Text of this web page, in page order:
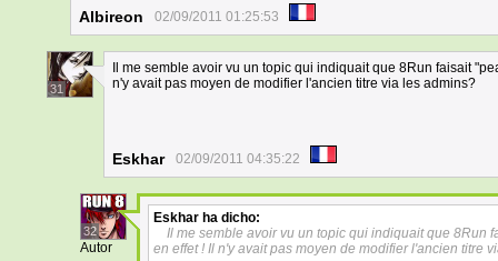
Albireon 02/09/2011 01:25:53
31
Il me semble avoir vu un topic qui indiquait que 8Run faisait
n'y avait pas moyen de modifier l'ancien titre via les admins?
Eskhar 02/09/2011 04:35:22
32
Autor
Eskhar ha dicho:
Il me semble avoir vu un topic qui indiquait que 8Run
en effet ! Il n'y avait pas moyen de modifier l'ancien titre